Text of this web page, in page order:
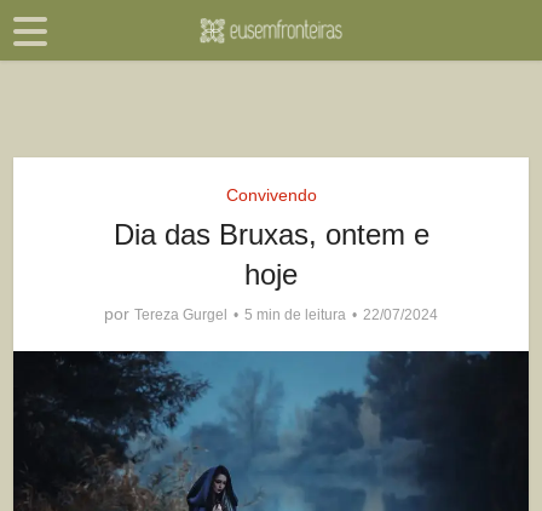
Convivendo
Dia das Bruxas, ontem e
hoje
por Tereza Gurgel 5 min de leitura 22/07/2024